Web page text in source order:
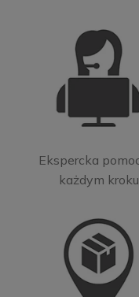
Ekspercka
każdym kroku